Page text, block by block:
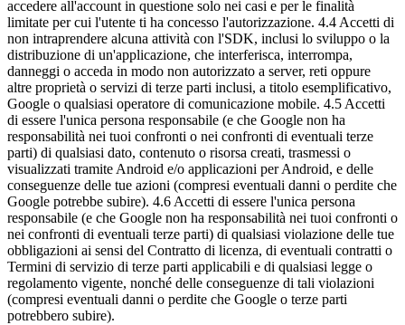
accedere all'account in questione solo nei casi e per le finalità
limitate per cui l'utente ti ha concesso l'autorizzazione. 4.4 Accetti di
non intraprendere alcuna attività con l'SDK, inclusi lo sviluppo o la
distribuzione di un'applicazione, che interferisca, interrompa,
danneggi o acceda in modo non autorizzato a server, reti oppure
altre proprietà o servizi di terze parti inclusi, a titolo esemplificativo,
Google o qualsiasi operatore di comunicazione mobile. 4.5 Accetti
di essere l'unica persona responsabile (e che Google non ha
responsabilità nei tuoi confronti o nei confronti di eventuali terze
parti) di qualsiasi dato, contenuto o risorsa creati, trasmessi o
visualizzati tramite Android e/o applicazioni per Android, e delle
conseguenze delle tue azioni (compresi eventuali danni o perdite che
Google potrebbe subire). 4.6 Accetti di essere l'unica persona
responsabile (e che Google non ha responsabilità nei tuoi confronti o
nei confronti di eventuali terze parti) di qualsiasi violazione delle tue
obbligazioni ai sensi del Contratto di licenza, di eventuali contratti o
Termini di servizio di terze parti applicabili e di qualsiasi legge o
regolamento vigente, nonché delle conseguenze di tali violazioni
(compresi eventuali danni o perdite che Google o terze parti
potrebbero subire).